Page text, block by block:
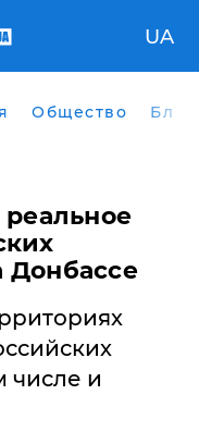
UA
Общество
Донбассе
числе и